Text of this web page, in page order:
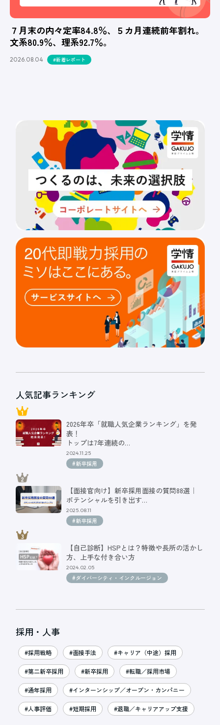
７月末の内々定率84.8％、５カ月連続前年割れ。
文系80.9％、理系92.7％。
2026.08.04 #新着レポート
人気記事ランキング
2026年卒「就職人気企業ランキング」を発
表！
トップは7年連続の…
2024.11.25
#新卒採用
【面接官向け】新卒採用面接の質問88選｜
ポテンシャルを引き出す…
2025.08.11
#新卒採用
【自己診断】HSPとは？特徴や長所の活かし
方、上手な付き合い方
2024.02.05
#ダイバーシティ・インクルージョン
採用・人事
#採用戦略 #面接手法 #キャリア（中途）採用
#第二新卒採用 #新卒採用 #転職／採用市場
#通年採用 #インターンシップ／オープン・カンパニー
#人事評価 #短期採用 #退職／キャリアアップ支援